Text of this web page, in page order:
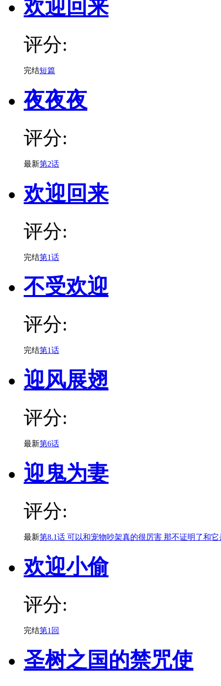
欢迎回来
评分:
完结短篇
夜夜夜
评分:
最新第2话
欢迎回来
评分:
完结第1话
不受欢迎
评分:
完结第1话
迎风展翅
评分:
最新第6话
迎鬼为妻
评分:
最新第8.1话 可以和宠物吵架真的很厉害 那不证明了和
欢迎小偷
评分:
完结第1回
圣树之国的禁咒使